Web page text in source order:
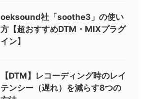
oeksound社「soothe3」の使い
方【超おすすめDTM・MIXプラグ
イン】
【DTM】レコーディング時のレイ
テンシー（遅れ）を減らす8つの